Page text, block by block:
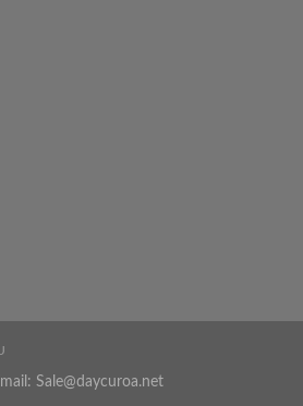
Sale@daycuroa.net